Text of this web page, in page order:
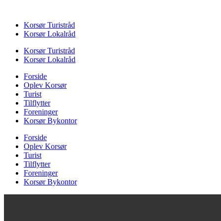
indholdKorsør Turistråd
Korsør Lokalråd
Korsør Turistråd
Korsør Lokalråd
Forside
Oplev Korsør
Turist
Tilflytter
Foreninger
Korsør Bykontor
Forside
Oplev Korsør
Turist
Tilflytter
Foreninger
Korsør Bykontor